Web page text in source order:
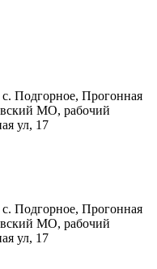
Подгорное, Прогонная
МО, рабочий
ул, 17
Подгорное, Прогонная
МО, рабочий
ул, 17